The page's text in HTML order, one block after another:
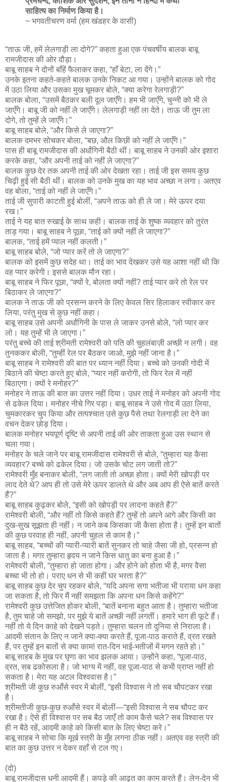
साहित्य का निर्माण किया है।
~ भगवतीचरण वर्मा (हम खंडहर के वासी)
“ताऊ जी, हमें लेलगाड़ी ला दोगे?” कहता हुआ एक पंचवर्षीय बालक बाबू
रामजीदास की ओर दौड़ा।
बाबू साहब ने दोनों बाँहें फैलाकर कहा, “हाँ बेटा, ला देंगे।”
उनके इतना कहते-कहते बालक उनके निकट आ गया। उन्होंने बालक को गोद
में उठा लिया और उसका मुख चूमकर बोले, “क्या करेगा रेलगाड़ी?”
बालक बोला, “उसमें बैठकर बली दूल जाएँगे। हम भी जाएँगे, चुन्नी को भी ले
जाएँगे। बाबू जी को नहीं ले जाएँगे। लेलगाड़ी नहीं ला देते। ताऊ जी तुम ला
दोगे, तो तुम्हें ले जाएँगे।”
बाबू साहब बोले, “और किसे ले जाएगा?”
बालक दमभर सोचकर बोला, “बछ, औल किछी को नहीं ले जाएँगे।”
पास ही बाबू रामजीदास की अर्धांगिनी बैठी थीं। बाबू साहब ने उनकी ओर इशारा
करके कहा, “और अपनी ताई को नहीं ले जाएगा?”
बालक कुछ देर तक अपनी ताई की ओर देखता रहा। ताई जी इस समय कुछ
चिढ़ी हुई सी बैठी थीं। बालक को उनके मुख का यह भाव अच्छा न लगा। अतएव
वह बोला, “ताई को नहीं ले जाएँगे।”
ताई जी सुपारी काटती हुई बोलीं, “अपने ताऊ को ही ले जा। मेरे ऊपर दया
रख।”
ताई ने यह बात रुखाई के साथ कही। बालक ताई के शुष्क व्यवहार को तुरंत
ताड़ गया। बाबू साहब ने पूछा, “ताई को क्यों नहीं ले जाएगा?”
बालक, “ताई हमें प्याल नहीं कलती।”
बाबू साहब बोले, “जो प्यार करें तो ले जाएगा?”
बालक को इसमें कुछ सदेह था। ताई का भाव देखकर उसे यह आशा नहीं थी कि
वह प्यार करेगी। इससे बालक मौन रहा।
बाबू साहब ने फिर पूछा, “क्यों रे, बोलता क्यों नहीं? ताई प्यार करे तो रेल पर
बिठाकर ले जाएगा?”
बालक ने ताऊ जी को प्रसन्न करने के लिए केवल सिर हिलाकर स्वीकार कर
लिया, परंतु मुख से कुछ नहीं कहा।
बाबू साहब उसे अपनी अर्धांगिनी के पास ले जाकर उनसे बोले, “लो प्यार कर
लो। यह तुम्हें भी ले जाएगा।”
परंतु बच्चे की ताई श्रीमती रामेश्वरी को पति की चुहलंबाज़ी अच्छी न लगी। वह
तुनककर बोली, “तुम्हीं रेल पर बैठकर जाओ, मुझे नहीं जाना है।”
बाबू साहब ने रामेश्वरी की बात पर ध्यान नहीं दिया। बच्चे को उनकी गोदी में
बिठाने की चेष्टा करते हुए बोले, “प्यार नहीं करोगी, तो फिर रेल में नहीं
बिठाएगा। क्यों रे मनोहर?”
मनोहर ने ताऊ की बात का उत्तर नहीं दिया। उधर ताई ने मनोहर को अपनी गोद
से ढकेल दिया। मनोहर नीचे गिर पड़ा। बाबू साहब ने उसे गोद में उठा लिया,
चुमकारकर चुप किया और तत्पश्चात उसे कुछ पैसे तथा रेलगाड़ी ला देने का
वचन देकर छोड़ दिया।
बालक मनोहर भयपूर्ण दृष्टि से अपनी ताई की ओर ताकता हुआ उस स्थान से
चला गया।
मनोहर के चले जाने पर बाबू रामजीदास रामेश्वरी से बोले, “तुम्हारा यह कैसा
व्यवहार? बच्चे को ढकेल दिया। जो उसके चोट लग जाती तो?”
रामेश्वरी मुँह बनाकर बोली, “लग जाती तो अच्छा होता। क्यों मेरी खोपड़ी पर
लाद देते थे? आप ही तो उसे मेरे ऊपर डालते थे और अब आप ही ऐसे बातें करते
हैं?”
बाबू साहब कुढ़कर बोले, “इसी को खोपड़ी पर लादना कहते हैं?”
रामेश्वरी बोली, “और नहीं तो किसे कहते हैं? तुम्हें तो अपने आगे और किसी का
दुख-सुख सूझता ही नहीं। न जाने कब किसका जी कैसा होता है। तुम्हें इन बातों
की कुछ परवाह ही नहीं, अपनी चुहल से काम है।”
बाबू साहब, “बच्चों की प्यारी-प्यारी बातें सुनकर तो चाहे जैसा जी हो, प्रसन्न हो
जाता है। मगर तुम्हारा हृदय न जाने किस धातु का बना हुआ है।”
रामेश्वरी बोली, “तुम्हारा हो जाता होगा। और होने को होता भी है, मगर वैसा
बच्चा भी तो हो। पराए धन से भी कहीं घर भरता है?”
बाबू साहब कुछ देर चुप रहकर बोले, “यदि अपना सगा भतीजा भी पराया धन कहा
जा सकता है, तो फिर मैं नहीं समझता कि अपना धन किसे कहेंगे?”
रामेश्वरी कुछ उत्तेजित होकर बोली, “बातें बनाना बहुत आता है। तुम्हारा भतीजा
है, तुम चाहे जो समझो, पर मुझे ये बातें अच्छी नहीं लगतीं। हमारे भाग ही फूटे हैं।
नहीं तो ये दिन काहे को देखने पड़ते। तुम्हारा चलन तो दुनिया से निराला है।
आदमी संतान के लिए न जाने क्या-क्या करते हैं, पूजा-पाठ कराते हैं, व्रत रखते
हैं, पर तुम्हें इन बातों से क्या काम! रात-दिन भाई-भतीजों में मगन रहते हो।”
बाबू साहब के मुख पर घृणा का भाव झलक आया। उन्होंने कहा, “पूजा-पाठ,
व्रत, सब ढकोसला है। जो भाग्य में नहीं, वह पूजा-पाठ से कभी प्राप्त नहीं हो
सकता है। मेरा यह अटल विश्ववास है।”
श्रीमती जी कुछ रुआँसे स्वर में बोलीं, “इसी विश्वास ने तो सब चौपटकर रखा
है।
श्रीमतीजी कुछ-कुछ रुआँसे स्वर में बोलीं—“इसी विश्वास ने सब चौपट कर
रखा है। ऐसे ही विश्वास पर सब बैठ जाएँ तो काम कैसे चले? सब विश्वास पर
ही न बैठे रहें, आदमी काहे को किसी बात के लिए चेष्टा करे।”
बाबू साहब ने सोचा कि मूर्ख स्त्री के मुँह लगना ठीक नहीं। अतएव वह स्त्री की
बात का कुछ उत्तर न देकर वहाँ से टल गए।
(दो)
बाबू रामजीदास धनी आदमी हैं। कपड़े की आढ़त का काम करते हैं। लेन-देन भी